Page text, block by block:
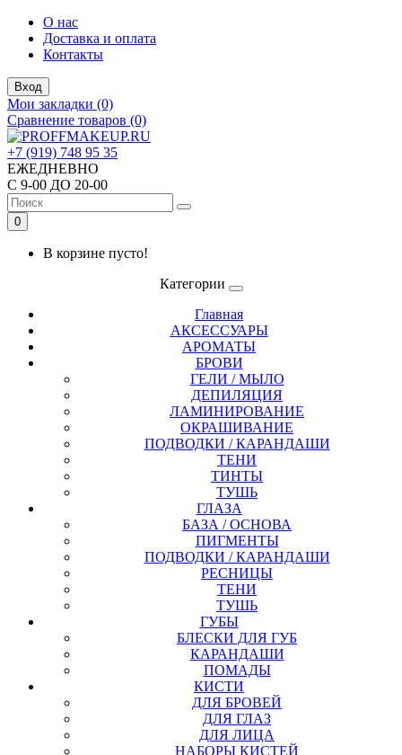
О нас
Доставка и оплата
Контакты
Вход
Мои закладки (0)
Сравнение товаров (0)
+7 (919) 748 95 35
ЕЖЕДНЕВНО
С 9-00 ДО 20-00
0
В корзине пусто!
Категории
Главная
АКСЕССУАРЫ
АРОМАТЫ
БРОВИ
ГЕЛИ / МЫЛО
ДЕПИЛЯЦИЯ
ЛАМИНИРОВАНИЕ
ОКРАШИВАНИЕ
ПОДВОДКИ / КАРАНДАШИ
ТЕНИ
ТИНТЫ
ТУШЬ
ГЛАЗА
БАЗА / ОСНОВА
ПИГМЕНТЫ
ПОДВОДКИ / КАРАНДАШИ
РЕСНИЦЫ
ТЕНИ
ТУШЬ
ГУБЫ
БЛЕСКИ ДЛЯ ГУБ
КАРАНДАШИ
ПОМАДЫ
КИСТИ
ДЛЯ БРОВЕЙ
ДЛЯ ГЛАЗ
ДЛЯ ЛИЦА
НАБОРЫ КИСТЕЙ